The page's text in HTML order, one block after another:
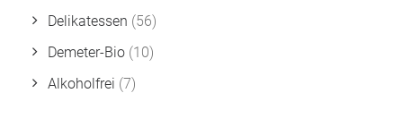
Delikatessen (56)
Demeter-Bio (10)
Alkoholfrei (7)